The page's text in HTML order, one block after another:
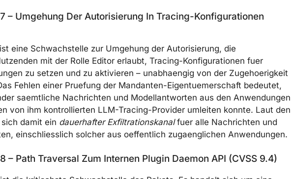
– Umgehung Der Autorisierung In Tracing-Konfigurationen
ist eine Schwachstelle zur Umgehung der Autorisierung, die
mit der Rolle Editor erlaubt, Tracing-Konfigurationen fuer
zu setzen und zu aktivieren – unabhaengig von der Zugehoerigkeit
Fehlen einer Pruefung der Mandanten-Eigentuemerschaft bedeutet,
saemtliche Nachrichten und Modellantworten aus den Anwendungen
von ihm kontrollierten LLM-Tracing-Provider umleiten konnte. Laut den
damit ein dauerhafter Exfiltrationskanalfuer alle Nachrichten und
einschliesslich solcher aus oeffentlich zugaenglichen Anwendungen.
– Path Traversal Zum Internen Plugin Daemon API (CVSS 9.4)